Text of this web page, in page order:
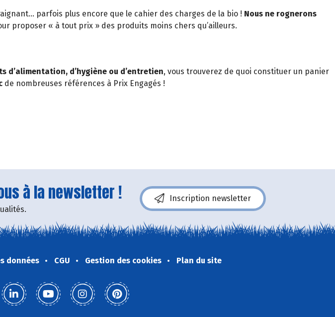
parfois plus encore que le cahier des charges de la bio ! Nous ne rognerons
proposer « à tout prix » des produits moins chers qu’ailleurs.
d’alimentation, d’hygiène ou d’entretien, vous trouverez de quoi constituer un panier
de nombreuses références à Prix Engagés !
à la newsletter ! Inscription newsletter
données CGU Gestion des cookies Plan du site